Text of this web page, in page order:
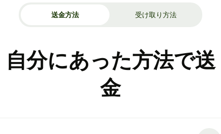
送金方法 受け取り方法
自分にあった方法で送
金